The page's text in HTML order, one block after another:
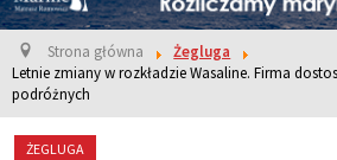
Strona główna
Żegluga
Letnie zmiany w rozkładzie Wasaline. Firma
podróżnych
ŻEGLUGA